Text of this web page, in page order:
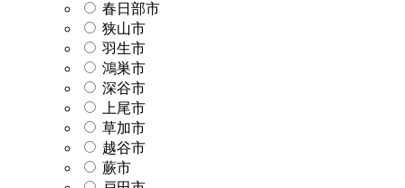
春日部市
狭山市
羽生市
鴻巣市
深谷市
上尾市
草加市
越谷市
蕨市